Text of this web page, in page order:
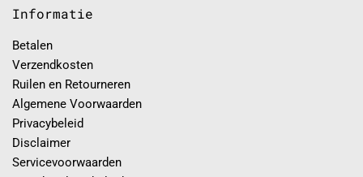
Informatie
Betalen
Verzendkosten
Ruilen en Retourneren
Algemene Voorwaarden
Privacybeleid
Disclaimer
Servicevoorwaarden